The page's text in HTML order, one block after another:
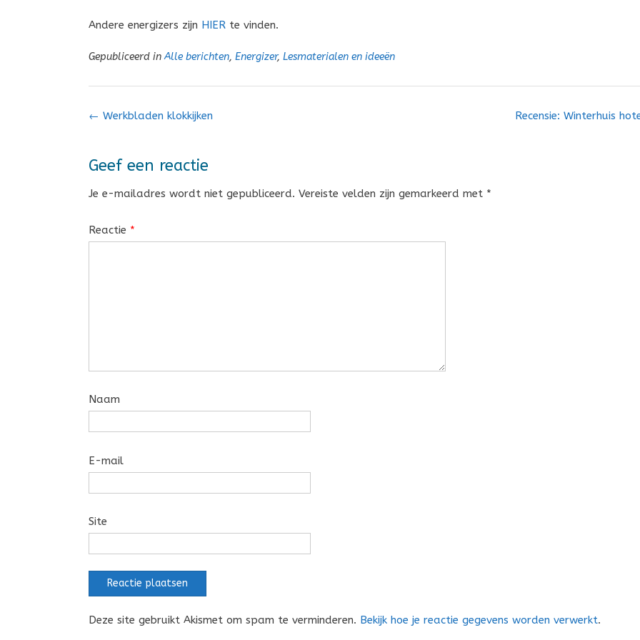
Andere energizers zijn HIER te vinden.
Gepubliceerd inAlle berichten, Energizer, Lesmaterialen en ideeën
Bericht
Recensie: Winterhuis
← Werkbladen klokkijken
Geef een reactie
Je e-mailadres wordt niet gepubliceerd. Vereiste velden zijn gemarkeerd met *
Reactie *
Naam
E-mail
Site
Deze site gebruikt Akismet om spam te verminderen. Bekijk hoe je reactie gegevens worden verwerkt.